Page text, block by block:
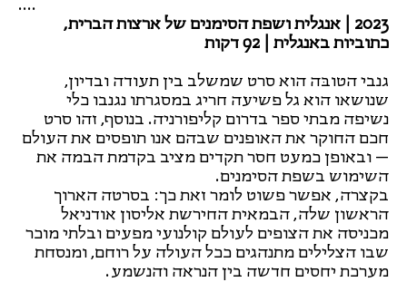
....
2023 | אנגלית ושפת הסימנים של ארצות הברית,
כתוביות באנגלית | 92 דקות
גנבי הטובּה הוא סרט שמשלב בין תעודה ובדיון,
שנושאו הוא גל פשיעה חריג במסגרתו נגנבו כלי
נשיפה מבתי ספר בדרום קליפורניה. בנוסף, זהו סרט
חכם החוקר את האופנים שבהם אנו תופסים את העולם
– ובאופן כמעט חסר תקדים מציב בקדמת הבמה את
השימוש בשפת הסימנים.
בקצרה, אפשר פשוט לומר זאת כך: בסרטה הארוך
הראשון שלה, הבמאית החירשת אליסון אודניאל
מכניסה את הצופים לעולם קולנועי מפעים ובלתי מוכר
שבו הצלילים מתנהגים ככל העולה על רוחם, ומנסחת
מערכת יחסים חדשה בין הנראה והנשמע.